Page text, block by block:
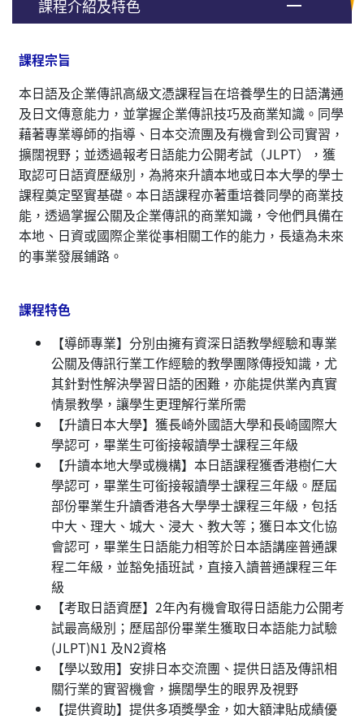
課程介紹及特色
課程宗旨
本日語及企業傳訊高級文憑課程旨在培養學生的日語溝通
及日文傳意能力，並掌握企業傳訊技巧及商業知識。同學
藉著專業導師的指導、日本交流團及有機會到公司實習，
擴闊視野；並透過報考日語能力公開考試（JLPT），獲
取認可日語資歷級別，為將來升讀本地或日本大學的學士
課程奠定堅實基礎。本日語課程亦著重培養同學的商業技
能，透過掌握公關及企業傳訊的商業知識，令他們具備在
本地、日資或國際企業從事相關工作的能力，長遠為未來
的事業發展鋪路。
課程特色
【導師專業】分別由擁有資深日語教學經驗和專業
公關及傳訊行業工作經驗的教學團隊傳授知識，尤
其針對性解決學習日語的困難，亦能提供業內真實
情景教學，讓學生更理解行業所需
【升讀日本大學】獲長崎外國語大學和長崎國際大
學認可，畢業生可銜接報讀學士課程三年級
【升讀本地大學或機構】本日語課程獲香港樹仁大
學認可，畢業生可銜接報讀學士課程三年級。歷屆
部份畢業生升讀香港各大學學士課程三年級，包括
中大、理大、城大、浸大、教大等；獲日本文化協
會認可，畢業生日語能力相等於日本語講座普通課
程二年級，並豁免插班試，直接入讀普通課程三年
級
【考取日語資歷】2年內有機會取得日語能力公開考
試最高級別；歷屆部份畢業生獲取日本語能力試驗
(JLPT)N1 及N2資格
【學以致用】安排日本交流團、提供日語及傳訊相
關行業的實習機會，擴闊學生的眼界及視野
【提供資助】提供多項獎學金，如大額津貼成績優